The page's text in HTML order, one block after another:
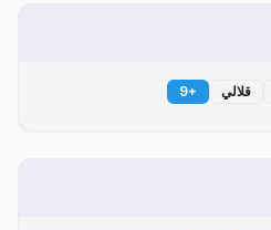
قلالي +
9